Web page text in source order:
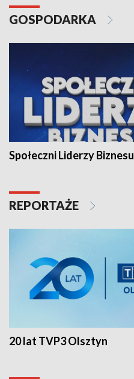
GOSPODARKA
Społeczni Liderzy Biznesu
REPORTAŻE
20 lat TVP3 Olsztyn